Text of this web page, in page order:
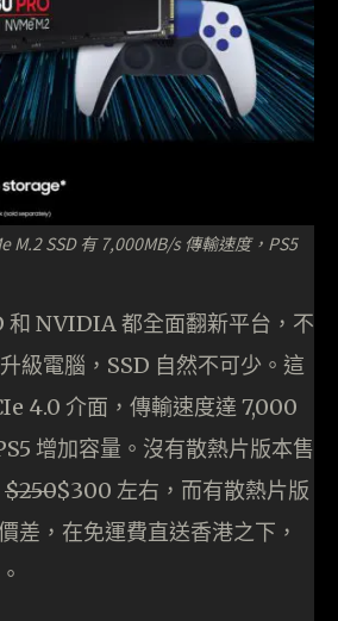
M.2 SSD 有 7,000MB/s 傳輸速度，PS5
NVIDIA 都全面翻新平台，不
級電腦，SSD 自然不可少。這
4.0 介面，傳輸速度達 7,000
增加容量。沒有散熱片版本售
$250$300 左右，而有散熱片版
差，在免運費直送香港之下，